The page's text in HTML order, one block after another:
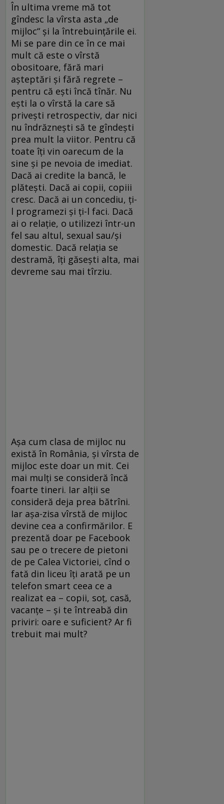
În ultima vreme mă tot
gîndesc la vîrsta asta „de
mijloc“ şi la întrebuinţările ei.
Mi se pare din ce în ce mai
mult că este o vîrstă
obositoare, fără mari
aşteptări şi fără regrete –
pentru că eşti încă tînăr. Nu
eşti la o vîrstă la care să
priveşti retrospectiv, dar nici
nu îndrăzneşti să te gîndeşti
prea mult la viitor. Pentru că
toate îţi vin oarecum de la
sine şi pe nevoia de imediat.
Dacă ai credite la bancă, le
plăteşti. Dacă ai copii, copiii
cresc. Dacă ai un concediu, ţi-
l programezi şi ţi-l faci. Dacă
ai o relaţie, o utilizezi într-un
fel sau altul, sexual sau/şi
domestic. Dacă relaţia se
destramă, îţi găseşti alta, mai
devreme sau mai tîrziu.
Aşa cum clasa de mijloc nu
există în România, şi vîrsta de
mijloc este doar un mit. Cei
mai mulţi se consideră încă
foarte tineri. Iar alţii se
consideră deja prea bătrîni.
Iar aşa-zisa vîrstă de mijloc
devine cea a confirmărilor. E
prezentă doar pe Facebook
sau pe o trecere de pietoni
de pe Calea Victoriei, cînd o
fată din liceu îţi arată pe un
telefon smart ceea ce a
realizat ea – copii, soţ, casă,
vacanţe – şi te întreabă din
priviri: oare e suficient? Ar fi
trebuit mai mult?